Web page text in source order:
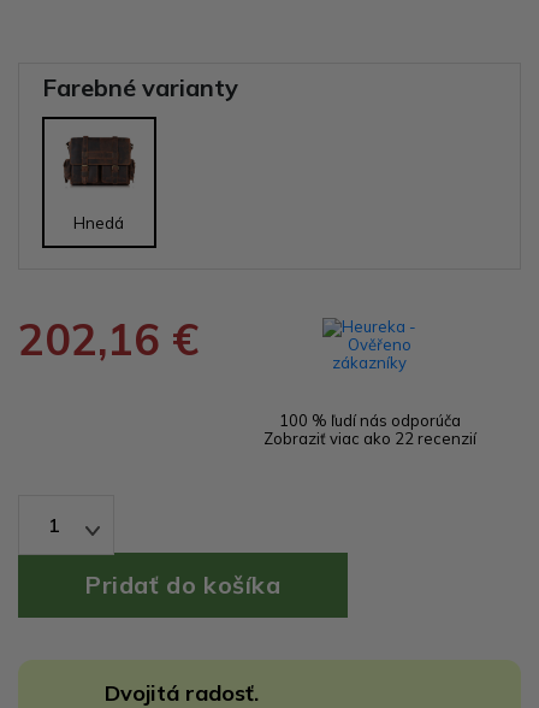
Farebné varianty
Hnedá
202,16 €
100 % ľudí nás odporúča
Zobraziť viac ako 22 recenzií
1
Dvojitá radosť.